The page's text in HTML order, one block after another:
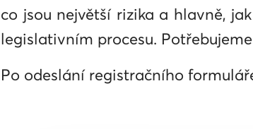
co jsou největší rizika a hlavně,
legislativním procesu.
Po odeslání registračního